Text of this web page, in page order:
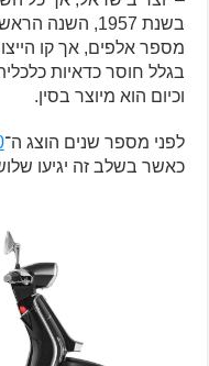
בשנת 1957,
בגלל חוסר כדאיות
וכיום הוא מיוצר בסין.
לפני מספר שנים הוצג ה־
כאשר בשלב זה יגיעו